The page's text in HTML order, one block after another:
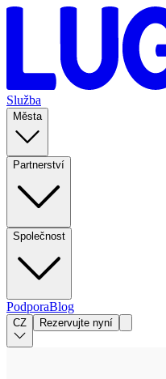
Služba
Města
Partnerství
Společnost
PodporaBlog
CZ Rezervujte nyní